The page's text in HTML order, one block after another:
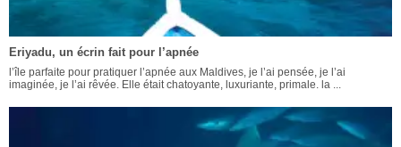
Eriyadu, un écrin fait pour l’apnée
l’île parfaite pour pratiquer l’apnée aux Maldives, je l’ai pensée, je l’ai
imaginée, je l’ai rêvée. Elle était chatoyante, luxuriante, primale. la ...